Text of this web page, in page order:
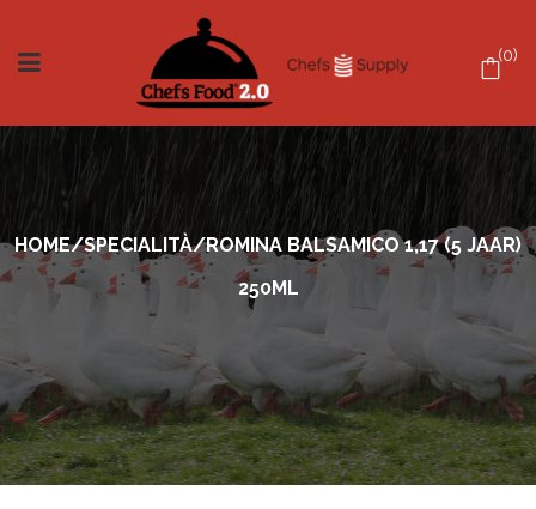
0
HOME/SPECIALITÀ/ROMINA BALSAMICO 1,17 (5 JAAR)
250ML